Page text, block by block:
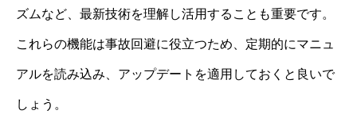
ズムなど、最新技術を理解し活用することも重要です。
これらの機能は事故回避に役立つため、定期的にマニュ
アルを読み込み、アップデートを適用しておくと良いで
しょう。